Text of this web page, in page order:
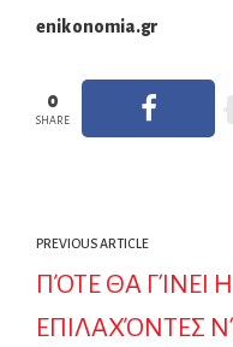
enikonomia.gr
0
SHARE
PREVIOUS ARTICLE
ΠΌΤΕ ΘΑ
ΕΠΙΛΑΧΌΝΤΕΣ